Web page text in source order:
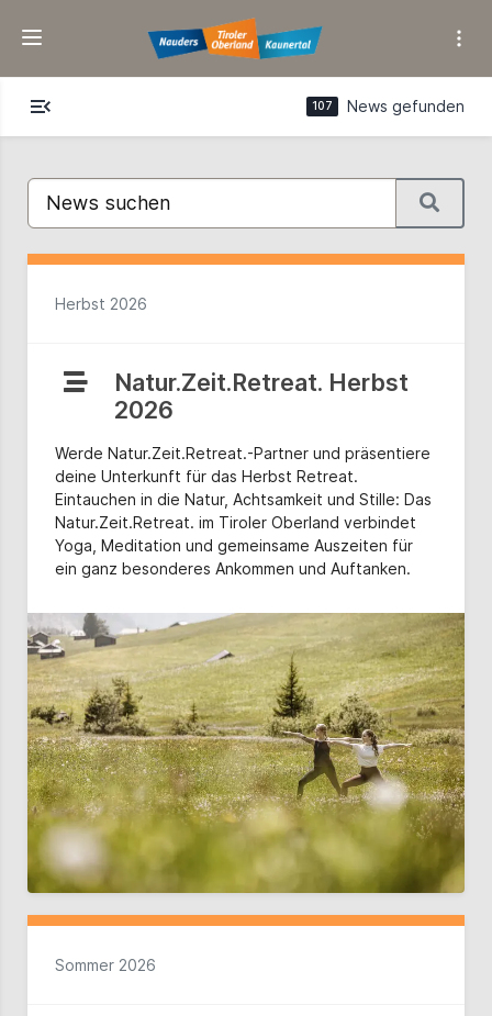
vergessen?
menu_open 107 News gefunden
Herbst 2026
Natur.Zeit.Retreat. Herbst
2026
Werde Natur.Zeit.Retreat.-Partner und präsentiere
deine Unterkunft für das Herbst Retreat.
Eintauchen in die Natur, Achtsamkeit und Stille: Das
Natur.Zeit.Retreat. im Tiroler Oberland verbindet
Yoga, Meditation und gemeinsame Auszeiten für
ein ganz besonderes Ankommen und Auftanken.
Sommer 2026